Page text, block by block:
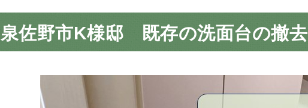
泉佐野市K様邸 既存の洗面台の撤去